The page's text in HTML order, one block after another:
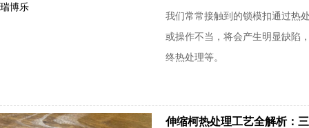
我们常常接触到的锁模扣通过热
或操作不当，将会产生明显缺陷
终热处理等。
伸缩柯热处理工艺全解析：